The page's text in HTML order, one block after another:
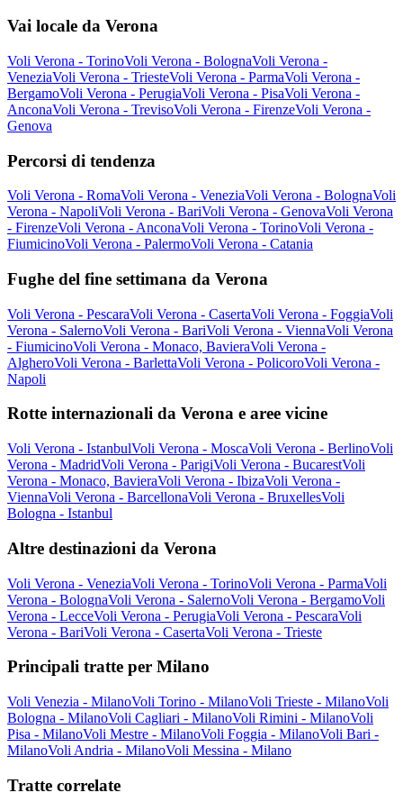
Vai locale da Verona
Voli Verona - TorinoVoli Verona - BolognaVoli Verona -
VeneziaVoli Verona - TriesteVoli Verona - ParmaVoli Verona -
BergamoVoli Verona - PerugiaVoli Verona - PisaVoli Verona -
AnconaVoli Verona - TrevisoVoli Verona - FirenzeVoli Verona -
Genova
Percorsi di tendenza
Voli Verona - RomaVoli Verona - VeneziaVoli Verona - BolognaVoli
Verona - NapoliVoli Verona - BariVoli Verona - GenovaVoli Verona
- FirenzeVoli Verona - AnconaVoli Verona - TorinoVoli Verona -
FiumicinoVoli Verona - PalermoVoli Verona - Catania
Fughe del fine settimana da Verona
Voli Verona - PescaraVoli Verona - CasertaVoli Verona - FoggiaVoli
Verona - SalernoVoli Verona - BariVoli Verona - ViennaVoli Verona
- FiumicinoVoli Verona - Monaco, BavieraVoli Verona -
AlgheroVoli Verona - BarlettaVoli Verona - PolicoroVoli Verona -
Napoli
Rotte internazionali da Verona e aree vicine
Voli Verona - IstanbulVoli Verona - MoscaVoli Verona - BerlinoVoli
Verona - MadridVoli Verona - ParigiVoli Verona - BucarestVoli
Verona - Monaco, BavieraVoli Verona - IbizaVoli Verona -
ViennaVoli Verona - BarcellonaVoli Verona - BruxellesVoli
Bologna - Istanbul
Altre destinazioni da Verona
Voli Verona - VeneziaVoli Verona - TorinoVoli Verona - ParmaVoli
Verona - BolognaVoli Verona - SalernoVoli Verona - BergamoVoli
Verona - LecceVoli Verona - PerugiaVoli Verona - PescaraVoli
Verona - BariVoli Verona - CasertaVoli Verona - Trieste
Principali tratte per Milano
Voli Venezia - MilanoVoli Torino - MilanoVoli Trieste - MilanoVoli
Bologna - MilanoVoli Cagliari - MilanoVoli Rimini - MilanoVoli
Pisa - MilanoVoli Mestre - MilanoVoli Foggia - MilanoVoli Bari -
MilanoVoli Andria - MilanoVoli Messina - Milano
Tratte correlate